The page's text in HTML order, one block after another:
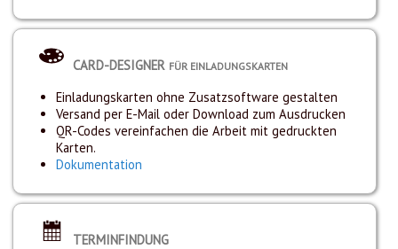
CARD-DESIGNER FÜR EINLADUNGSKARTEN
Einladungskarten ohne Zusatzsoftware gestalten
Versand per E-Mail oder Download zum Ausdrucken
QR-Codes vereinfachen die Arbeit mit gedruckten
Karten.
Dokumentation
TERMINFINDUNG